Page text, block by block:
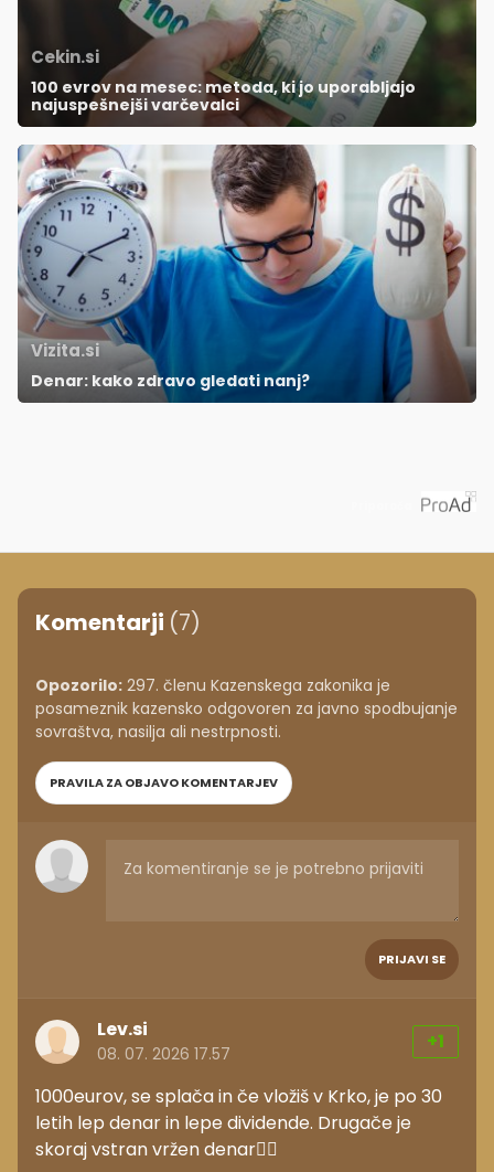
Cekin.si
100 evrov na mesec: metoda, ki jo uporabljajo
najuspešnejši varčevalci
Vizita.si
Denar: kako zdravo gledati nanj?
Komentarji (7)
Opozorilo: 297. členu Kazenskega zakonika je
posameznik kazensko odgovoren za javno spodbujanje
sovraštva, nasilja ali nestrpnosti.
PRAVILA ZA OBJAVO KOMENTARJEV
PRIJAVI SE
Lev.si
08. 07. 2026 17.57
+1
1000eurov, se splača in če vložiš v Krko, je po 30
letih lep denar in lepe dividende. Drugače je
skoraj vstran vržen denar🤷‍♂️